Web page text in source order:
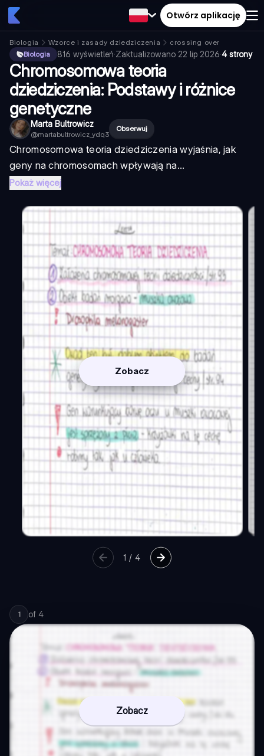
Otwórz aplikację
Biologia Wzorce i zasady dziedziczenia
crossing over
Biologia
816 wyświetleń·Zaktualizowano 22 lip 2026·4 strony
Chromosomowa teoria
dziedziczenia: Podstawy i różnice
genetyczne
Marta Bultrowicz
@martabultrowicz_ydq3
Obserwuj
Chromosomowa teoria dziedziczenia wyjaśnia, jak
geny na chromosomach wpływają na...
Pokaż więcej
Zobacz
1 /4
1 of 4
Zobacz